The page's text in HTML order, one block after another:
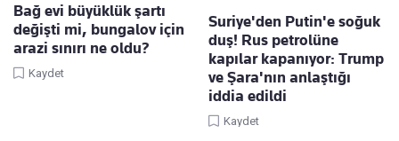
Bağ evi büyüklük şartı
değişti mi, bungalov için
arazi sınırı ne oldu?
Kaydet
Suriye'den Putin'e soğuk
duş! Rus petrolüne
kapılar kapanıyor: Trump
ve Şara'nın anlaştığı
iddia edildi
Kaydet